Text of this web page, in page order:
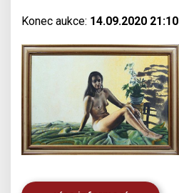
Konec aukce: 14.09.2020 21:10